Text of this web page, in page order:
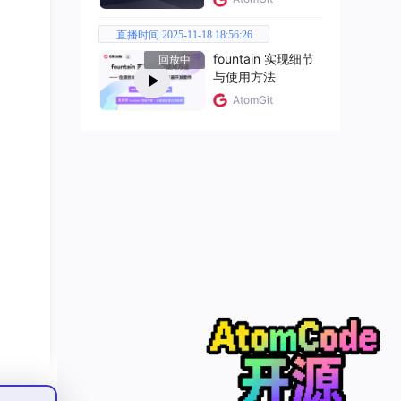
直播时间 2025-11-18 18:56:26
回放中
fountain 实现细节
与使用方法
AtomGit